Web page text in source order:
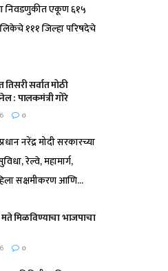
निवडणुकीत एकूण ६१५
१११ जिल्हा परिषदेचे
सर्वात मोठी
: पालकमंत्री गोरे
0
नरेंद्र मोदी सरकारच्या
रेल्वे, महामार्ग,
सक्षमीकरण आणि...
मिळविण्याचा भाजपाचा
0